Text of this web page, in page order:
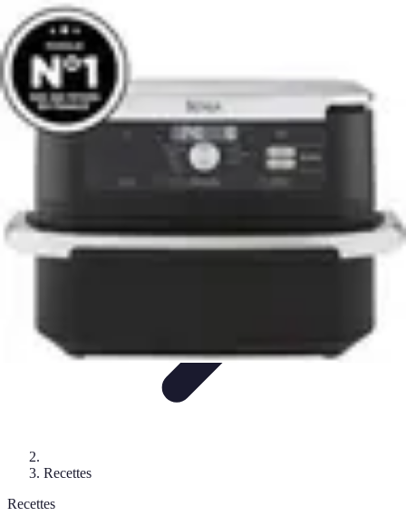
Recettes de Poissons
Recettes de Papillote
MarinadesRecettes de Poisson
Recettes de Poissons
Recettes
Recettes